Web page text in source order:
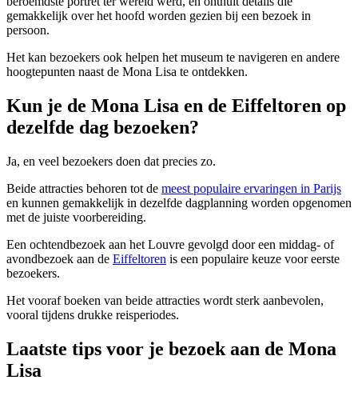
gemakkelijk over het hoofd worden gezien bij een bezoek in
persoon.
Het kan bezoekers ook helpen het museum te navigeren en andere
hoogtepunten naast de Mona Lisa te ontdekken.
Kun je de Mona Lisa en de Eiffeltoren op
dezelfde dag bezoeken?
Ja, en veel bezoekers doen dat precies zo.
Beide attracties behoren tot de meest populaire ervaringen in Parijs
en kunnen gemakkelijk in dezelfde dagplanning worden opgenomen
met de juiste voorbereiding.
Een ochtendbezoek aan het Louvre gevolgd door een middag- of
avondbezoek aan de Eiffeltoren is een populaire keuze voor eerste
bezoekers.
Het vooraf boeken van beide attracties wordt sterk aanbevolen,
vooral tijdens drukke reisperiodes.
Laatste tips voor je bezoek aan de Mona
Lisa